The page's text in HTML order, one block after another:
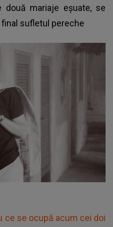
mariaje eșuate, se
sufletul pereche
ce se ocupă acum cei doi